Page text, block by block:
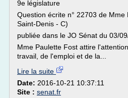
9e législature
Question écrite n° 22703 de Mme
Saint-Denis - C)
publiée dans le JO Sénat du 03/
Mme Paulette Fost attire
travail, de l'emploi et de la...
Lire la suite
Date: 2016-10-21 10:37:11
Site : senat.fr